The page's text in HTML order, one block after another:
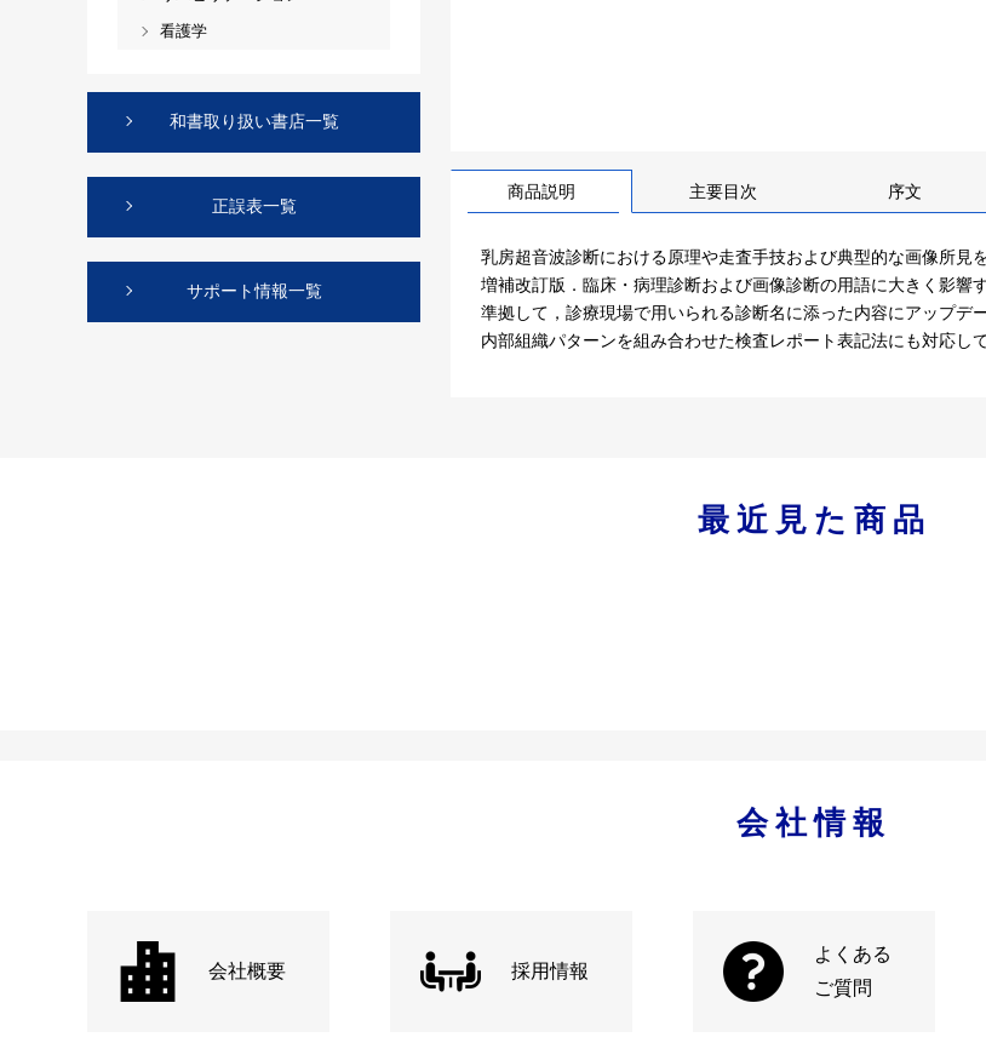
商品説明 主要目次 序文
乳房超音波診断における原理や走査手技および典型的な画像所
増補改訂版．臨床・病理診断および画像診断の用語に大きく影
準拠して，診療現場で用いられる診断名に添った内容にアップデ
内部組織パターンを組み合わせた検査レポート表記法にも対応し
看護学
和書取り扱い書店一覧
正誤表一覧
サポート情報一覧
最近見た商品
会社情報
会社概要 採用情報
よくある
ご質問